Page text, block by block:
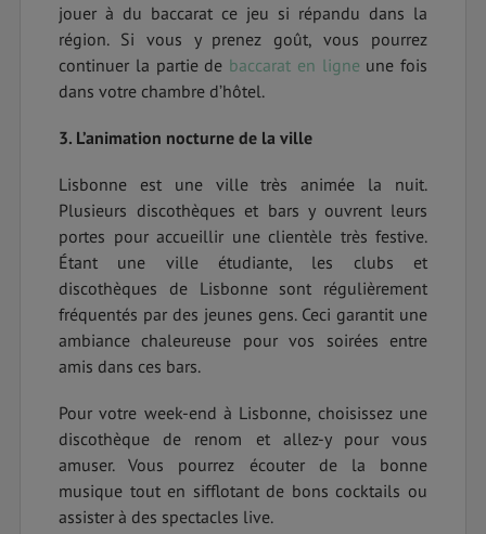
jouer à du baccarat ce jeu si répandu dans la
région. Si vous y prenez goût, vous pourrez
continuer la partie de baccarat en ligne une fois
dans votre chambre d’hôtel.
3. L’animation nocturne de la ville
Lisbonne est une ville très animée la nuit.
Plusieurs discothèques et bars y ouvrent leurs
portes pour accueillir une clientèle très festive.
Étant une ville étudiante, les clubs et
discothèques de Lisbonne sont régulièrement
fréquentés par des jeunes gens. Ceci garantit une
ambiance chaleureuse pour vos soirées entre
amis dans ces bars.
Pour votre week-end à Lisbonne, choisissez une
discothèque de renom et allez-y pour vous
amuser. Vous pourrez écouter de la bonne
musique tout en sifflotant de bons cocktails ou
assister à des spectacles live.